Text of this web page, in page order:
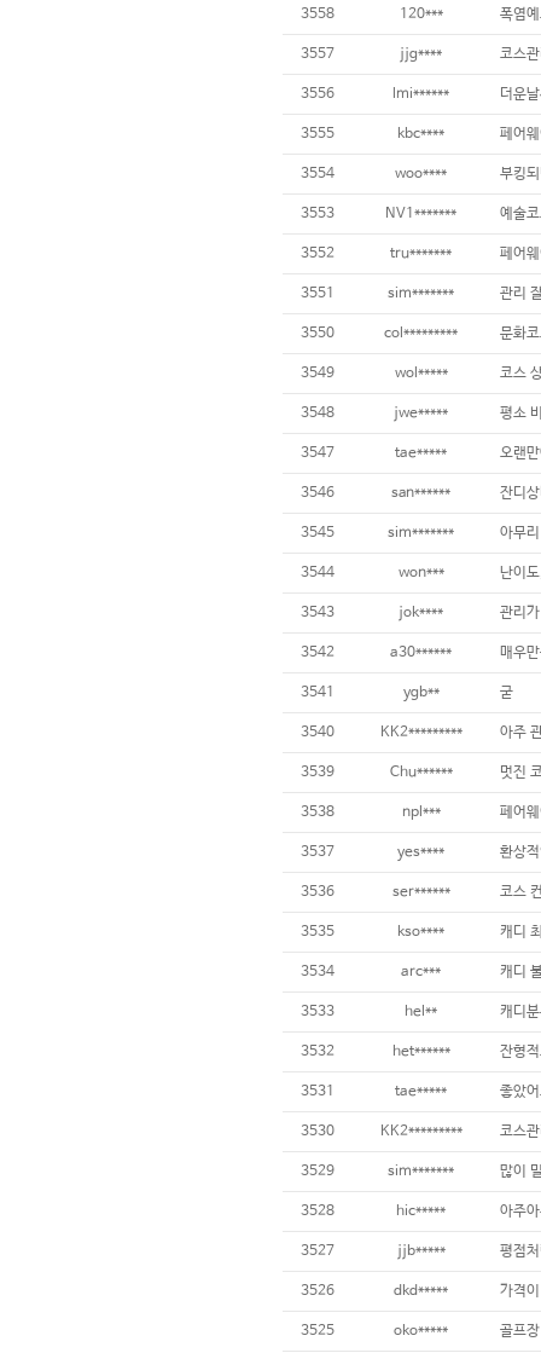
3558 120***
3557 jjg****
3556 lmi******
3555 kbc****
3554 woo**** 부킹
3553 NV1*******
3552 tru*******
3551 sim******* 관리
3550 col*********
3549 wol*****
3548 jwe*****
3547 tae*****
3546 san******
3545 sim*******
3544 won*** 난이
3543 jok****
3542 a30******
3541 ygb** 굳
3540 KK2*********
3539 Chu****** 멋진
3538 npl***
3537 yes****
3536 ser****** 코스
3535 kso****
3534 arc***
3533 hel**
3532 het******
3531 tae*****
3530 KK2*********
3529 sim*******
3528 hic***** 아주
3527 jjb***** 평점
3526 dkd*****
3525 oko*****